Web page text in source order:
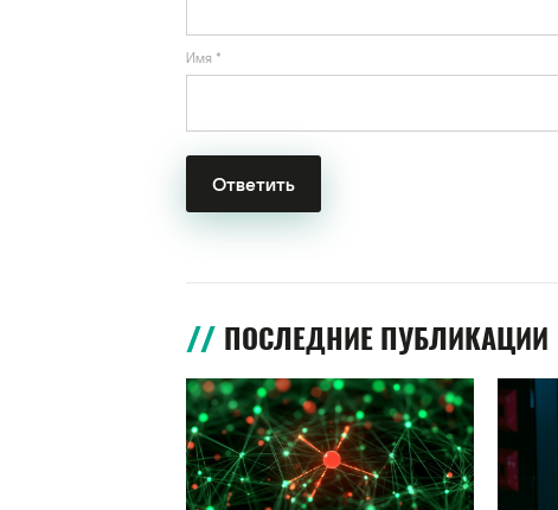
Имя *
ПОСЛЕДНИЕ ПУБЛИКАЦИИ